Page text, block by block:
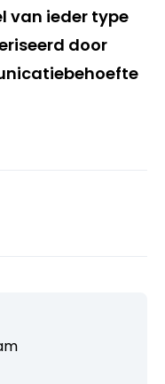
van ieder type
door